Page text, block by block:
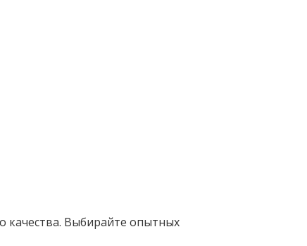
качества. Выбирайте опытных